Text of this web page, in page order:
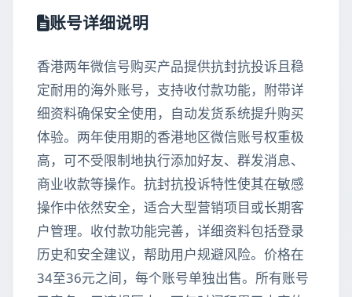
账号详细说明
香港两年微信号购买产品提供抗封抗投诉且稳
定耐用的海外账号，支持收付款功能，附带详
细资料确保安全使用，自动发货系统提升购买
体验。两年使用期的香港地区微信账号权重极
高，可不受限制地执行添加好友、群发消息、
商业收款等操作。抗封抗投诉特性使其在敏感
操作中依然安全，适合大型营销项目或长期客
户管理。收付款功能完善，详细资料包括登录
历史和安全建议，帮助用户规避风险。价格在
34至36元之间，每个账号单独出售。所有账号